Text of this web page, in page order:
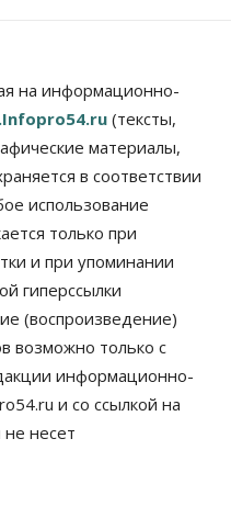
на урожай в
ЧС не будет
от атак БПЛА
исполнительные
на информационно-
(тексты,
материалы,
в соответствии
использование
только при
и при упоминании
гиперссылки
(воспроизведение)
возможно только с
информационно-
и со ссылкой на
несет